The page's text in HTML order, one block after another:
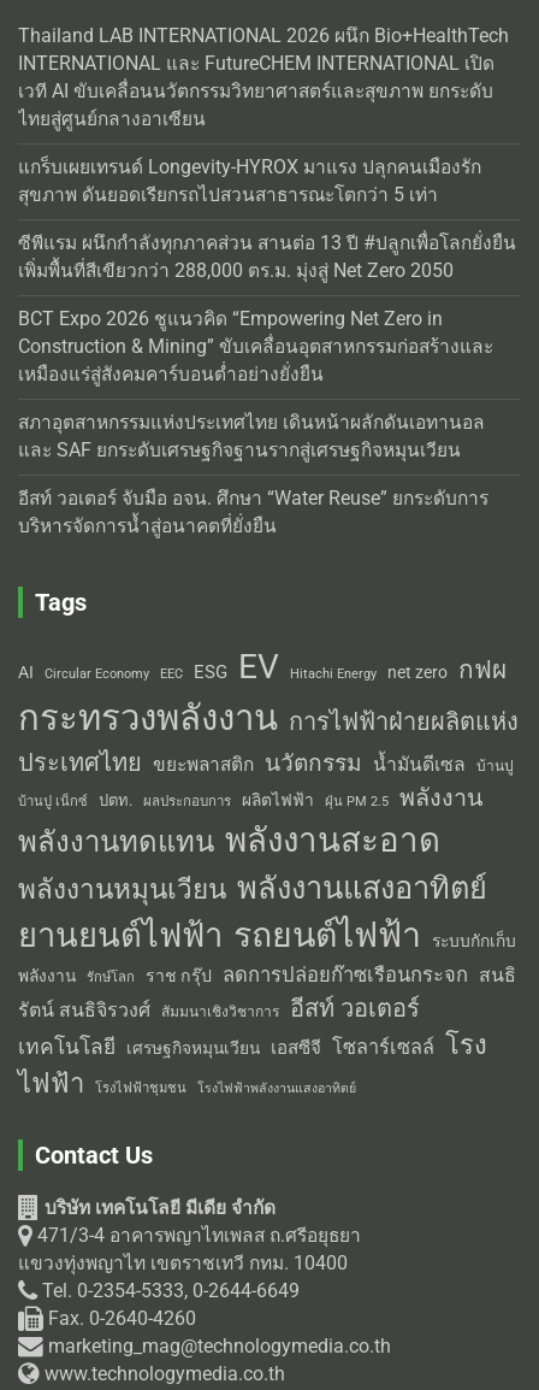
Thailand LAB INTERNATIONAL 2026 ผนึก Bio+HealthTech
INTERNATIONAL และ FutureCHEM INTERNATIONAL เปิด
เวที AI ขับเคลื่อนนวัตกรรมวิทยาศาสตร์และสุขภาพ ยกระดับ
ไทยสู่ศูนย์กลางอาเซียน
แกร็บเผยเทรนด์ Longevity-HYROX มาแรง ปลุกคนเมืองรัก
สุขภาพ ดันยอดเรียกรถไปสวนสาธารณะโตกว่า 5 เท่า
ซีพีแรม ผนึกกำลังทุกภาคส่วน สานต่อ 13 ปี #ปลูกเพื่อโลกยั่งยืน
เพิ่มพื้นที่สีเขียวกว่า 288,000 ตร.ม. มุ่งสู่ Net Zero 2050
BCT Expo 2026 ชูแนวคิด “Empowering Net Zero in
Construction & Mining” ขับเคลื่อนอุตสาหกรรมก่อสร้างและ
เหมืองแร่สู่สังคมคาร์บอนต่ำอย่างยั่งยืน
สภาอุตสาหกรรมแห่งประเทศไทย เดินหน้าผลักดันเอทานอล
และ SAF ยกระดับเศรษฐกิจฐานรากสู่เศรษฐกิจหมุนเวียน
อีสท์ วอเตอร์ จับมือ อจน. ศึกษา “Water Reuse” ยกระดับการ
บริหารจัดการน้ำสู่อนาคตที่ยั่งยืน
Tags
AI Circular Economy EEC ESG EV Hitachi Energy net zero กฟผ
กระทรวงพลังงาน การไฟฟ้าฝ่ายผลิตแห่ง
ประเทศไทย
ขยะพลาสติก นวัตกรรม น้ำมันดีเซล บ้านปู
บ้านปู เน็กซ์ ปตท. ผลประกอบการ ผลิตไฟฟ้า ฝุ่น PM 2.5 พลังงาน
พลังงานทดแทน พลังงานสะอาด
พลังงานหมุนเวียน พลังงานแสงอาทิตย์
ยานยนต์ไฟฟ้า รถยนต์ไฟฟ้า
ระบบกักเก็บ
พลังงาน
รักษ์โลก ราช กรุ๊ป ลดการปล่อยก๊าซเรือนกระจก สนธิ
รัตน์ สนธิจิรวงศ์
สัมมนาเชิงวิชาการ อีสท์ วอเตอร์
เทคโนโลยี เศรษฐกิจหมุนเวียน เอสซีจี โซลาร์เซลล์ โรง
ไฟฟ้า
โรงไฟฟ้าชุมชน โรงไฟฟ้าพลังงานแสงอาทิตย์
Contact Us
บริษัท เทคโนโลยี มีเดีย จำกัด
471/3-4 อาคารพญาไทเพลส ถ.ศรีอยุธยา
แขวงทุ่งพญาไท เขตราชเทวี กทม. 10400
Tel. 0-2354-5333, 0-2644-6649
Fax. 0-2640-4260
marketing_mag@technologymedia.co.th
www.technologymedia.co.th